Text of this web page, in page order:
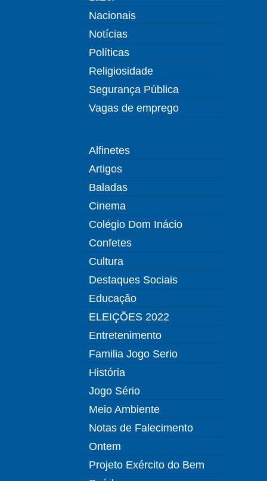
Nacionais
Notícias
Políticas
Religiosidade
Segurança Pública
Vagas de emprego
Alfinetes
Artigos
Baladas
Cinema
Colégio Dom Inácio
Confetes
Cultura
Destaques Sociais
Educação
ELEIÇÕES 2022
Entretenimento
Familia Jogo Serio
História
Jogo Sério
Meio Ambiente
Notas de Falecimento
Ontem
Projeto Exército do Bem